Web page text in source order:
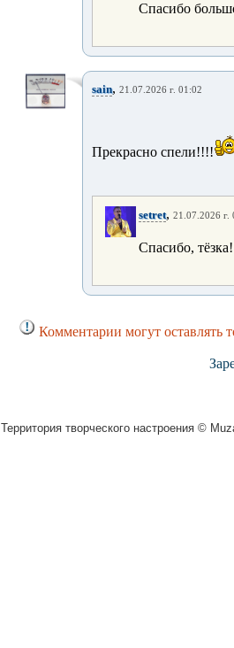
Спасибо
sain, 21.07.2026 г. 01:02
Прекрасно спели!!!!
setret, 21.07.2026 г.
Спасибо,
Комментарии могут оставлять
Территория творческого настроения ©